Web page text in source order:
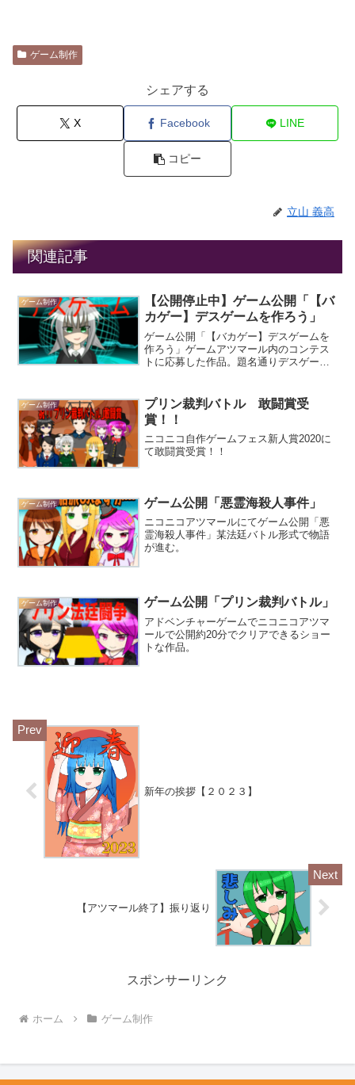
ゲーム制作
シェアする
X Facebook LINE
コピー
立山 義高
関連記事
ゲーム制作
【公開停止中】ゲーム公開「【バ
カゲー】デスゲームを作ろう」
ゲーム公開「【バカゲー】デスゲームを
作ろう」ゲームアツマール内のコンテス
トに応募した作品。題名通りデスゲーム
ゲーム制作
プリン裁判バトル 敢闘賞受
賞！！
ニコニコ自作ゲームフェス新人賞2020に
て敢闘賞受賞！！
ゲーム制作 ゲーム公開「悪霊海殺人事件」
ニコニコアツマールにてゲーム公開「悪
霊海殺人事件」某法廷バトル形式で物語
が進む。
ゲーム制作 ゲーム公開「プリン裁判バトル」
アドベンチャーゲームでニコニコアツマ
ールで公開約20分でクリアできるショー
トな作品。
新年の挨拶【２０２３】
【アツマール終了】振り返り
スポンサーリンク
ホーム ゲーム制作